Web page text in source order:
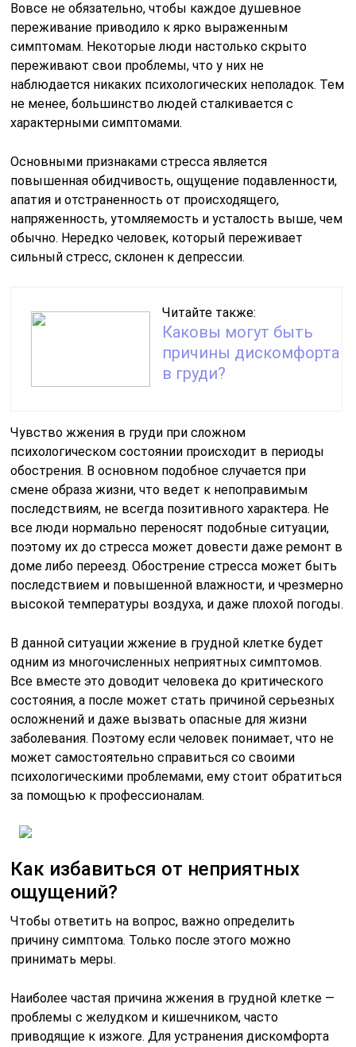
Вовсе не обязательно, чтобы каждое душевное
переживание приводило к ярко выраженным
симптомам. Некоторые люди настолько скрыто
переживают свои проблемы, что у них не
наблюдается никаких психологических неполадок. Тем
не менее, большинство людей сталкивается с
характерными симптомами.
Основными признаками стресса является
повышенная обидчивость, ощущение подавленности,
апатия и отстраненность от происходящего,
напряженность, утомляемость и усталость выше, чем
обычно. Нередко человек, который переживает
сильный стресс, склонен к депрессии.
Читайте также:
Каковы могут быть
причины дискомфорта
в груди?
Чувство жжения в груди при сложном
психологическом состоянии происходит в периоды
обострения. В основном подобное случается при
смене образа жизни, что ведет к непоправимым
последствиям, не всегда позитивного характера. Не
все люди нормально переносят подобные ситуации,
поэтому их до стресса может довести даже ремонт в
доме либо переезд. Обострение стресса может быть
последствием и повышенной влажности, и чрезмерно
высокой температуры воздуха, и даже плохой погоды.
В данной ситуации жжение в грудной клетке будет
одним из многочисленных неприятных симптомов.
Все вместе это доводит человека до критического
состояния, а после может стать причиной серьезных
осложнений и даже вызвать опасные для жизни
заболевания. Поэтому если человек понимает, что не
может самостоятельно справиться со своими
психологическими проблемами, ему стоит обратиться
за помощью к профессионалам.
Как избавиться от неприятных
ощущений?
Чтобы ответить на вопрос, важно определить
причину симптома. Только после этого можно
принимать меры.
Наиболее частая причина жжения в грудной клетке —
проблемы с желудком и кишечником, часто
приводящие к изжоге. Для устранения дискомфорта